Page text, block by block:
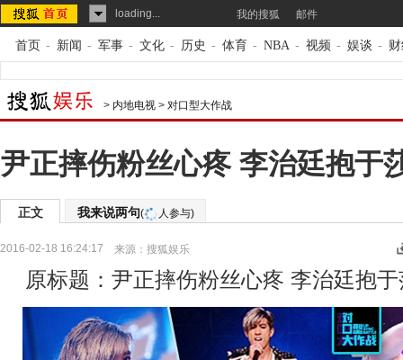
loading... 我的搜狐 邮件
首页 - 新闻 - 军事 - 文化 - 历史 - 体育 - NBA - 视频 - 娱谈 -
> 内地电视 > 对口型大作战
尹正摔伤粉丝心疼 李治廷抱于
正文 我来说两句( 人参与)
2016-02-18 16:24:17 来源： 搜狐娱乐
原标题：尹正摔伤粉丝心疼 李治廷抱于